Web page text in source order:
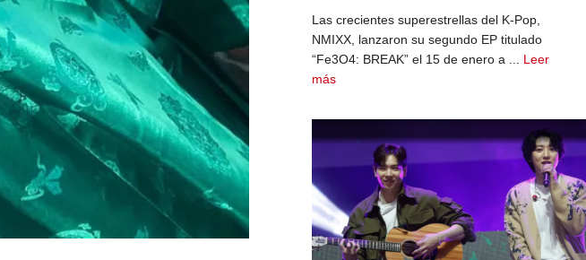
Las crecientes superestrellas del K-Pop,
NMIXX, lanzaron su segundo EP titulado
“Fe3O4: BREAK” el 15 de enero a ... Leer
más